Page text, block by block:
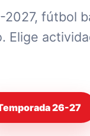
2027, fútbol
Elige
26-27